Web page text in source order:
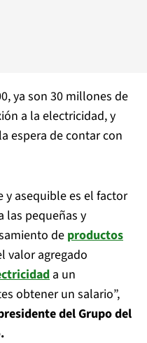
ya son 30 millones de
a la electricidad, y
espera de contar con
y asequible es el factor
las pequeñas y
de productos
valor agregado
a un
obtener un salario”,
del Grupo del